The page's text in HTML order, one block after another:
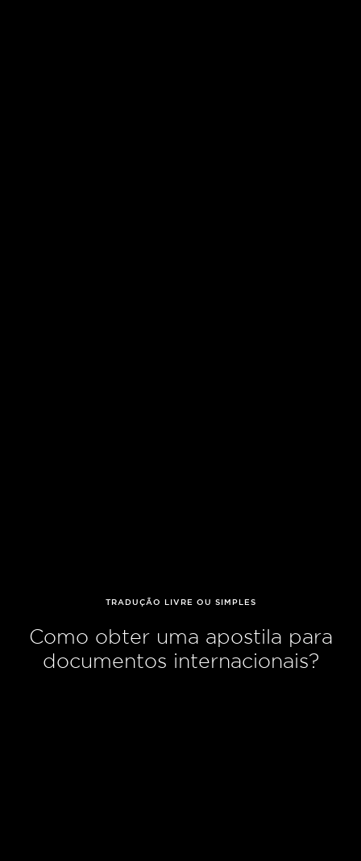
TRADUÇÃO LIVRE OU SIMPLES
Como obter uma apostila para
documentos internacionais?